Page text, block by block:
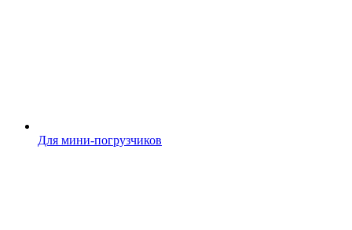
Для мини-погрузчиков